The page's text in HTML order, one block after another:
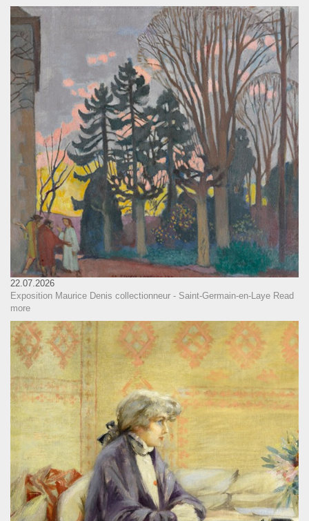
22.07.2026
Exposition Maurice Denis collectionneur - Saint-Germain-en-Laye Read
more